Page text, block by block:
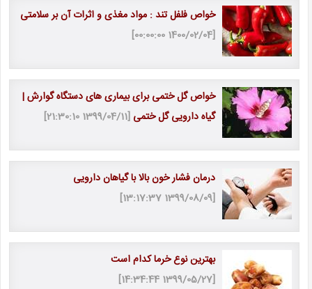
خواص فلفل تند : مواد مغذی و اثرات آن بر سلامتی
[1400/02/04 00:00:00]
خواص گل ختمی برای بیماری های دستگاه گوارش |
گیاه دارویی گل ختمی [1399/04/11 21:30:10]
درمان فشار خون بالا با گیاهان دارویی
[1399/08/09 13:17:37]
بهترین نوع خرما کدام است
[1399/05/27 14:34:44]